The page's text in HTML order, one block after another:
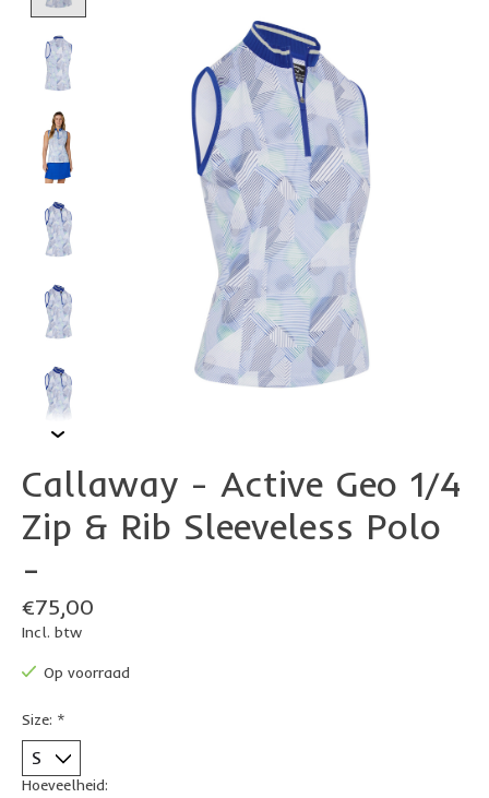
Callaway - Active Geo 1/4
Zip & Rib Sleeveless Polo
-
€75,00
Incl. btw
Op voorraad
Size: *
Hoeveelheid: